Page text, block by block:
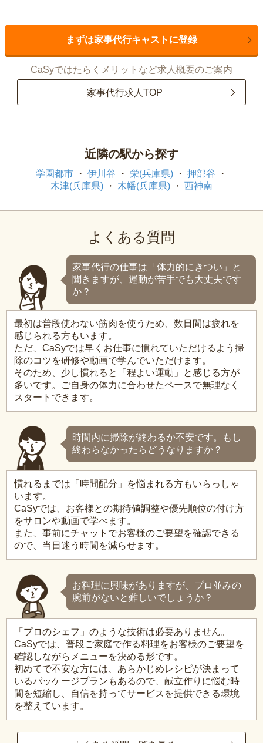
まずは家事代行キャストに登録
CaSyではたらくメリットなど求人概要のご案内
家事代行求人TOP
近隣の駅から探す
学園都市 伊川谷 栄(兵庫県)
押部谷
木津(兵庫県)
木幡(兵庫県) 西神南
よくある質問
家事代行の仕事は「体力的にきつい」と
聞きますが、運動が苦手でも大丈夫です
か？
最初は普段使わない筋肉を使うため、数日間は疲れを
感じられる方もいます。
ただ、CaSyでは早くお仕事に慣れていただけるよう掃
除のコツを研修や動画で学んでいただけます。
そのため、少し慣れると「程よい運動」と感じる方が
多いです。ご自身の体力に合わせたペースで無理なく
スタートできます。
時間内に掃除が終わるか不安です。もし
終わらなかったらどうなりますか？
慣れるまでは「時間配分」を悩まれる方もいらっしゃ
います。
CaSyでは、お客様との期待値調整や優先順位の付け方
をサロンや動画で学べます。
また、事前にチャットでお客様のご要望を確認できる
ので、当日迷う時間を減らせます。
お料理に興味がありますが、プロ並みの
腕前がないと難しいでしょうか？
「プロのシェフ」のような技術は必要ありません。
CaSyでは、普段ご家庭で作る料理をお客様のご要望を
確認しながらメニューを決める形です。
初めてで不安な方には、あらかじめレシピが決まって
いるパッケージプランもあるので、献立作りに悩む時
間を短縮し、自信を持ってサービスを提供できる環境
を整えています。